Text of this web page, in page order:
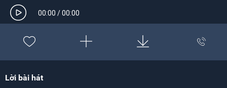
00:00 /00:00
Lời bài hát